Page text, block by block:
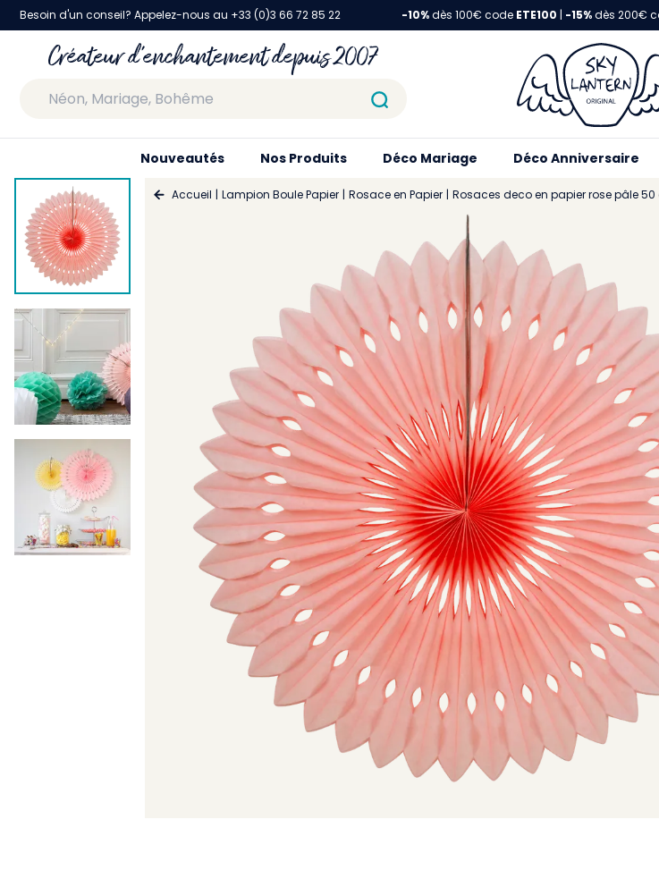
Besoin d'un conseil? Appelez-nous au +33 (0)3 66 72 85 22 -10%dès 100€ code ETE100 | -15%dès 200€
Créateur d'enchantement depuis 2007
Nouveautés Nos Produits Déco Mariage Déco Anniversaire
Accueil Lampion Boule Papier Rosace en Papier Rosaces deco en papier rose pâle 50